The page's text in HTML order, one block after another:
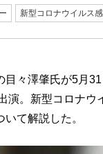
新型コロナウイルス
々澤肇氏が5月
演。新型コロナウ
て解説した。